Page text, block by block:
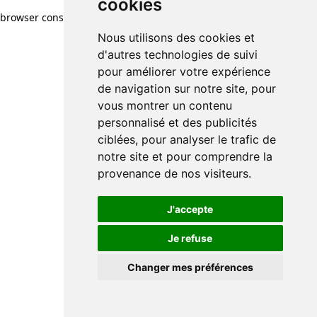
cookies
Nous utilisons des cookies et
d'autres technologies de suivi
pour améliorer votre expérience
de navigation sur notre site, pour
vous montrer un contenu
personnalisé et des publicités
ciblées, pour analyser le trafic de
notre site et pour comprendre la
provenance de nos visiteurs.
J'accepte
Je refuse
Changer mes préférences
browser console for more information)